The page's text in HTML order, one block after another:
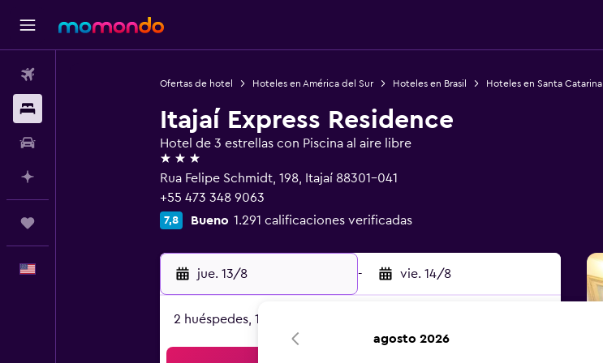
Ofertas de hotel Hoteles en América del Sur Hoteles en Brasil Hoteles en Santa Catarina
Itajaí Express Residence
Hotel de 3 estrellas con Piscina al aire libre
3 estrellas
Rua Felipe Schmidt, 198, Itajaí 88301-041
+55 473 348 9063
7,8 Bueno 1.291 calificaciones verificadas
jue. 13/8 - vie. 14/8
2 huéspedes, 1 habitación
agosto 2026